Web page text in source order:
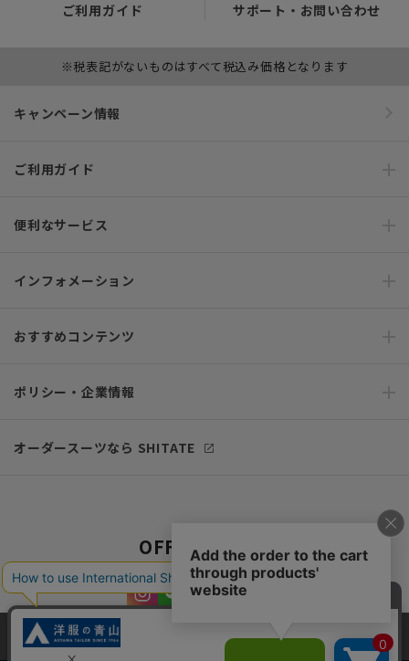
ご利用ガイド サポート・お問い合わせ
※税表記がないものはすべて税込み価格となります
キャンペーン情報
ご利用ガイド
便利なサービス
インフォメーション
おすすめコンテンツ
ポリシー・企業情報
オーダースーツなら SHITATE
OFFICIAL SNS